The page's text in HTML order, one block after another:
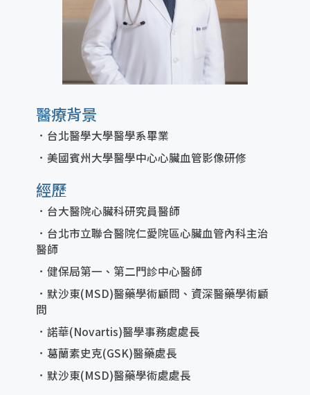
醫療背景
台北醫學大學醫學系畢業
美國賓州大學醫學中心心臟血管影像研修
經歷
台大醫院心臟科研究員醫師
台北市立聯合醫院仁愛院區心臟血管內科主治
醫師
健保局第一、第二門診中心醫師
默沙東(MSD)醫藥學術顧問、資深醫藥學術顧
問
諾華(Novartis)醫學事務處處長
葛蘭素史克(GSK)醫藥處長
默沙東(MSD)醫藥學術處處長